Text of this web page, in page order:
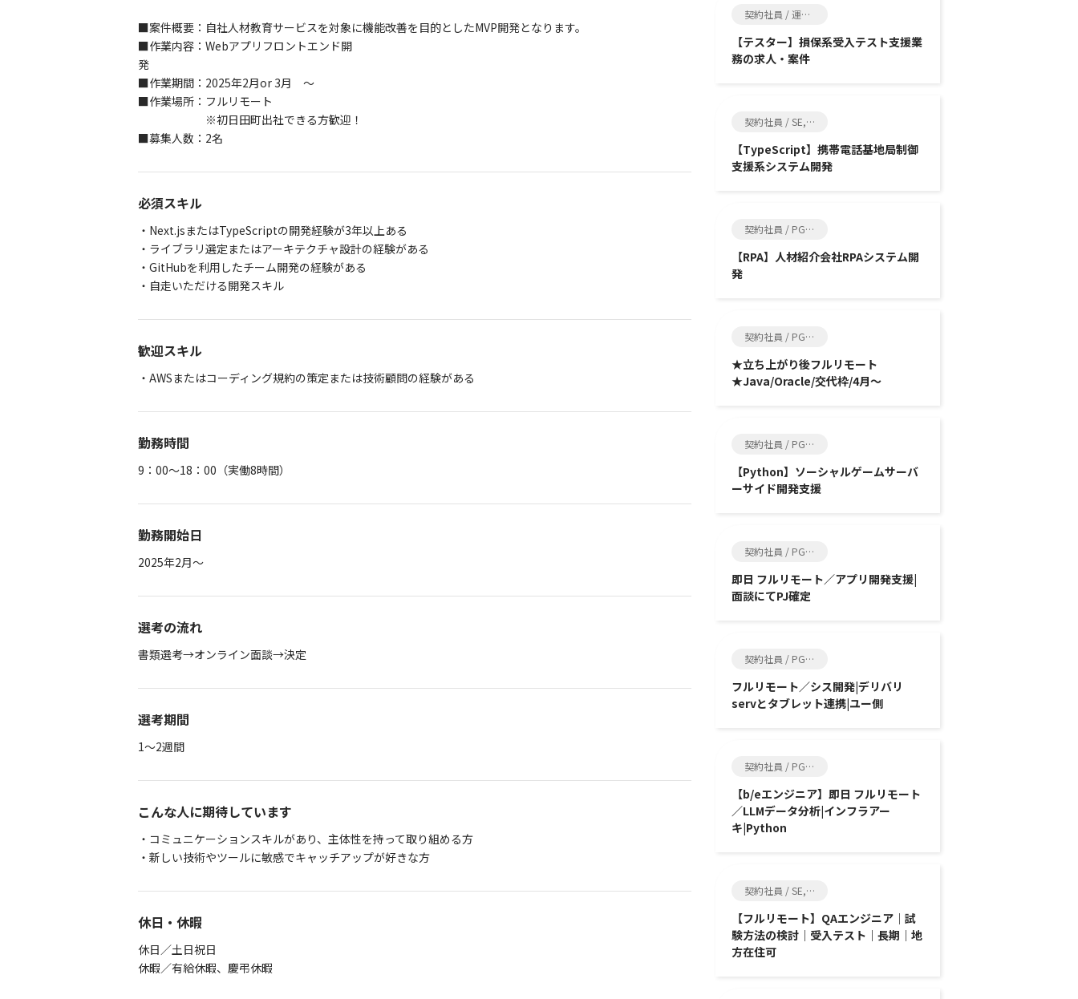
■案件概要：自社人材教育サービスを対象に機能改善を目的としたMVP開発となります。
■作業内容：Webアプリフロントエンド開
発
■作業期間：2025年2月or 3月 ～
■作業場所：フルリモート
※初日田町出社できる方歓迎！
■募集人数：2名
必須スキル
・Next.jsまたはTypeScriptの開発経験が3年以上ある
・ライブラリ選定またはアーキテクチャ設計の経験がある
・GitHubを利用したチーム開発の経験がある
・自走いただける開発スキル
歓迎スキル
・AWSまたはコーディング規約の策定または技術顧問の経験がある
勤務時間
9：00～18：00（実働8時間）
勤務開始日
2025年2月～
選考の流れ
書類選考→オンライン面談→決定
選考期間
1～2週間
こんな人に期待しています
・コミュニケーションスキルがあり、主体性を持って取り組める方
・新しい技術やツールに敏感でキャッチアップが好きな方
休日・休暇
休日／土日祝日
休暇／有給休暇、慶弔休暇
契約社員 / 運用・保守, その他エンジニア関連
【テスター】損保系受入テスト支援業
務の求人・案件
契約社員 / SE, インフラ系エンジニア
【TypeScript】携帯電話基地局制御
支援系システム開発
契約社員 / PG, SE
【RPA】人材紹介会社RPAシステム開
発
契約社員 / PG, SE
★立ち上がり後フルリモート
★Java/Oracle/交代枠/4月～
契約社員 / PG, SE
【Python】ソーシャルゲームサーバ
ーサイド開発支援
契約社員 / PG, SE
即日 フルリモート／アプリ開発支援|
面談にてPJ確定
契約社員 / PG, SE
フルリモート／シス開発|デリバリ
servとタブレット連携|ユー側
契約社員 / PG, SE
【b/eエンジニア】即日 フルリモート
／LLMデータ分析|インフラアー
キ|Python
契約社員 / SE, 品質管理
【フルリモート】QAエンジニア｜試
験方法の検討｜受入テスト｜長期｜地
方在住可